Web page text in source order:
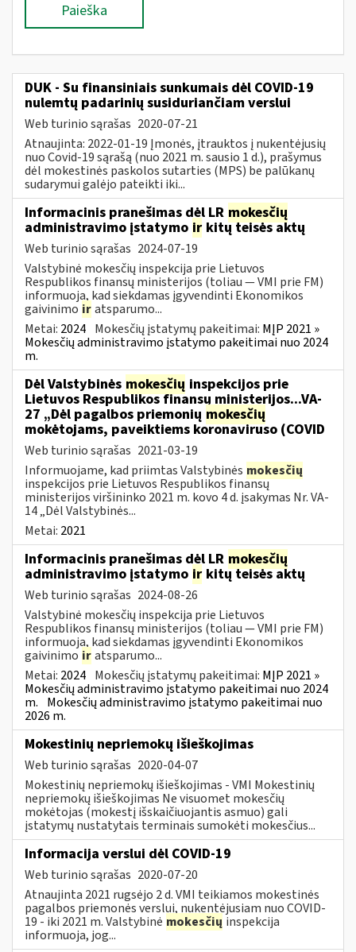
Paieška
DUK - Su finansiniais sunkumais dėl COVID-19
nulemtų padarinių susiduriančiam verslui
Web turinio sąrašas 2020-07-21
Atnaujinta: 2022-01-19 Įmonės, įtrauktos į nukentėjusių
nuo Covid-19 sąrašą (nuo 2021 m. sausio 1 d.), prašymus
dėl mokestinės paskolos sutarties (MPS) be palūkanų
sudarymui galėjo pateikti iki...
Informacinis pranešimas dėl LR mokesčių
administravimo įstatymo ir kitų teisės aktų
Web turinio sąrašas 2024-07-19
Valstybinė mokesčių inspekcija prie Lietuvos
Respublikos finansų ministerijos (toliau — VMI prie FM)
informuoja, kad siekdamas įgyvendinti Ekonomikos
gaivinimo iratsparumo...
Metai: 2024 Mokesčių įstatymų pakeitimai: MĮP 2021 »
Mokesčių administravimo įstatymo pakeitimai nuo 2024
m.
Dėl Valstybinės mokesčių inspekcijos prie
Lietuvos Respublikos finansų ministerijos...VA-
27 „Dėl pagalbos priemonių mokesčių
mokėtojams, paveiktiems koronaviruso (COVID
Web turinio sąrašas 2021-03-19
Informuojame, kad priimtas Valstybinės mokesčių
inspekcijos prie Lietuvos Respublikos finansų
ministerijos viršininko 2021 m. kovo 4 d. įsakymas Nr. VA-
14 „Dėl Valstybinės...
Metai: 2021
Informacinis pranešimas dėl LR mokesčių
administravimo įstatymo ir kitų teisės aktų
Web turinio sąrašas 2024-08-26
Valstybinė mokesčių inspekcija prie Lietuvos
Respublikos finansų ministerijos (toliau — VMI prie FM)
informuoja, kad siekdamas įgyvendinti Ekonomikos
gaivinimo iratsparumo...
Metai: 2024 Mokesčių įstatymų pakeitimai: MĮP 2021 »
Mokesčių administravimo įstatymo pakeitimai nuo 2024
m. Mokesčių administravimo įstatymo pakeitimai nuo
2026 m.
Mokestinių nepriemokų išieškojimas
Web turinio sąrašas 2020-04-07
Mokestinių nepriemokų išieškojimas - VMI Mokestinių
nepriemokų išieškojimas Ne visuomet mokesčių
mokėtojas (mokestį išskaičiuojantis asmuo) gali
įstatymų nustatytais terminais sumokėti mokesčius...
Informacija verslui dėl COVID-19
Web turinio sąrašas 2020-07-20
Atnaujinta 2021 rugsėjo 2 d. VMI teikiamos mokestinės
pagalbos priemonės verslui, nukentėjusiam nuo COVID-
19 - iki 2021 m. Valstybinė mokesčių inspekcija
informuoja, jog...